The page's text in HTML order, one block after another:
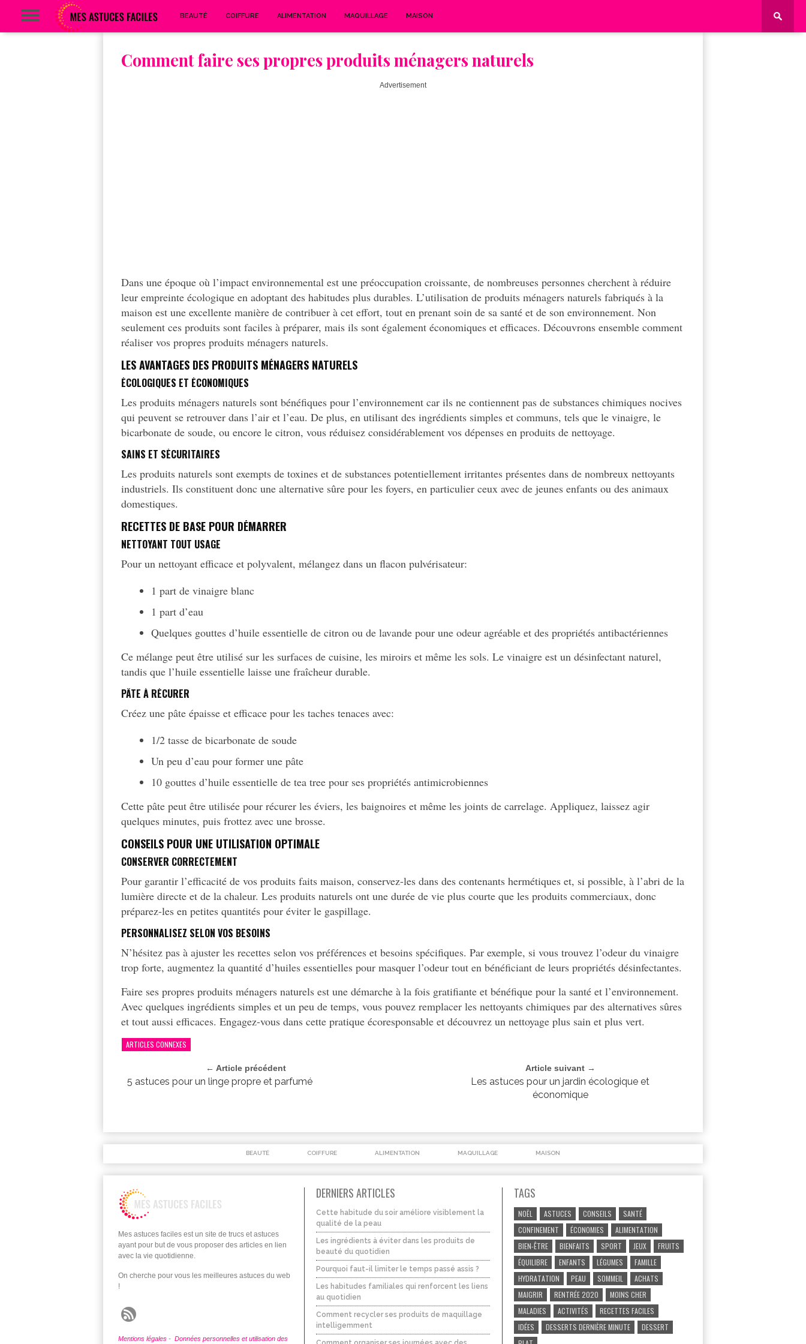
BEAUTÉ COIFFURE ALIMENTATION MAQUILLAGE MAISON
Comment faire ses propres produits ménagers naturels
Advertisement
Dans une époque où l’impact environnemental est une préoccupation croissante, de nombreuses personnes cherchent à réduire
leur empreinte écologique en adoptant des habitudes plus durables. L’utilisation de produits ménagers naturels fabriqués à la
maison est une excellente manière de contribuer à cet effort, tout en prenant soin de sa santé et de son environnement. Non
seulement ces produits sont faciles à préparer, mais ils sont également économiques et efficaces. Découvrons ensemble comment
réaliser vos propres produits ménagers naturels.
LES AVANTAGES DES PRODUITS MÉNAGERS NATURELS
ÉCOLOGIQUES ET ÉCONOMIQUES
Les produits ménagers naturels sont bénéfiques pour l’environnement car ils ne contiennent pas de substances chimiques nocives
qui peuvent se retrouver dans l’air et l’eau. De plus, en utilisant des ingrédients simples et communs, tels que le vinaigre, le
bicarbonate de soude, ou encore le citron, vous réduisez considérablement vos dépenses en produits de nettoyage.
SAINS ET SÉCURITAIRES
Les produits naturels sont exempts de toxines et de substances potentiellement irritantes présentes dans de nombreux nettoyants
industriels. Ils constituent donc une alternative sûre pour les foyers, en particulier ceux avec de jeunes enfants ou des animaux
domestiques.
RECETTES DE BASE POUR DÉMARRER
NETTOYANT TOUT USAGE
Pour un nettoyant efficace et polyvalent, mélangez dans un flacon pulvérisateur:
1 part de vinaigre blanc
1 part d’eau
Quelques gouttes d’huile essentielle de citron ou de lavande pour une odeur agréable et des propriétés antibactériennes
Ce mélange peut être utilisé sur les surfaces de cuisine, les miroirs et même les sols. Le vinaigre est un désinfectant naturel,
tandis que l’huile essentielle laisse une fraîcheur durable.
PÂTE À RÉCURER
Créez une pâte épaisse et efficace pour les taches tenaces avec:
1/2 tasse de bicarbonate de soude
Un peu d’eau pour former une pâte
10 gouttes d’huile essentielle de tea tree pour ses propriétés antimicrobiennes
Cette pâte peut être utilisée pour récurer les éviers, les baignoires et même les joints de carrelage. Appliquez, laissez agir
quelques minutes, puis frottez avec une brosse.
CONSEILS POUR UNE UTILISATION OPTIMALE
CONSERVER CORRECTEMENT
Pour garantir l’efficacité de vos produits faits maison, conservez-les dans des contenants hermétiques et, si possible, à l’abri de la
lumière directe et de la chaleur. Les produits naturels ont une durée de vie plus courte que les produits commerciaux, donc
préparez-les en petites quantités pour éviter le gaspillage.
PERSONNALISEZ SELON VOS BESOINS
N’hésitez pas à ajuster les recettes selon vos préférences et besoins spécifiques. Par exemple, si vous trouvez l’odeur du vinaigre
trop forte, augmentez la quantité d’huiles essentielles pour masquer l’odeur tout en bénéficiant de leurs propriétés désinfectantes.
Faire ses propres produits ménagers naturels est une démarche à la fois gratifiante et bénéfique pour la santé et l’environnement.
Avec quelques ingrédients simples et un peu de temps, vous pouvez remplacer les nettoyants chimiques par des alternatives sûres
et tout aussi efficaces. Engagez-vous dans cette pratique écoresponsable et découvrez un nettoyage plus sain et plus vert.
ARTICLES CONNEXES
← Article précédent
5 astuces pour un linge propre et parfumé
Article suivant →
Les astuces pour un jardin écologique et
économique
BEAUTÉ COIFFURE ALIMENTATION MAQUILLAGE MAISON
Mes astuces faciles est un site de trucs et astuces
ayant pour but de vous proposer des articles en lien
avec la vie quotidienne.
On cherche pour vous les meilleures astuces du web
!
Mentions légales - Données personnelles et utilisation des
DERNIERS ARTICLES
Cette habitude du soir améliore visiblement la
qualité de la peau
Les ingrédients à éviter dans les produits de
beauté du quotidien
Pourquoi faut-il limiter le temps passé assis ?
Les habitudes familiales qui renforcent les liens
au quotidien
Comment recycler ses produits de maquillage
intelligemment
TAGS
NOËL ASTUCES CONSEILS
SANTÉ
CONFINEMENT
ÉCONOMIES
ALIMENTATION
BIEN-ÊTRE
BIENFAITS SPORT JEUX
FRUITS
ÉQUILIBRE
ENFANTS LÉGUMES
FAMILLE
HYDRATATION
PEAU SOMMEIL
ACHATS
MAIGRIR
RENTRÉE 2020
MOINS CHER
MALADIES
ACTIVITÉS
RECETTES FACILES
IDÉES
DESSERTS DERNIÈRE MINUTE
DESSERT